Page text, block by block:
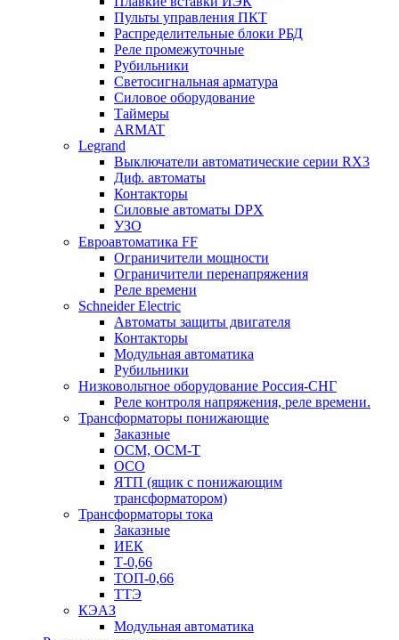
Пульты управления ПКТ
Распределительные блоки РБД
Реле промежуточные
Рубильники
Светосигнальная арматура
Силовое оборудование
Таймеры
ARMAT
Legrand
Выключатели автоматические серии RX3
Диф. автоматы
Контакторы
Силовые автоматы DPX
УЗО
Евроавтоматика FF
Ограничители мощности
Ограничители перенапряжения
Реле времени
Schneider Electric
Автоматы защиты двигателя
Контакторы
Модульная автоматика
Рубильники
Низковольтное оборудование Россия-СНГ
Реле контроля напряжения, реле времени.
Трансформаторы понижающие
Заказные
ОСМ, ОСМ-Т
ОСО
ЯТП (ящик с понижающим
трансформатором)
Трансформаторы тока
Заказные
ИЕК
Т-0,66
ТОП-0,66
ТТЭ
КЭАЗ
Модульная автоматика